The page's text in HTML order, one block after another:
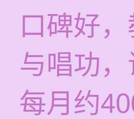
口碑好
与唱功
每月约